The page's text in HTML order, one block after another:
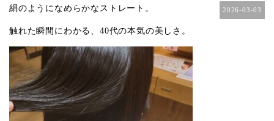
2026-03-03
絹のようになめらかなストレート。
触れた瞬間にわかる、 40代の本気の美しさ。